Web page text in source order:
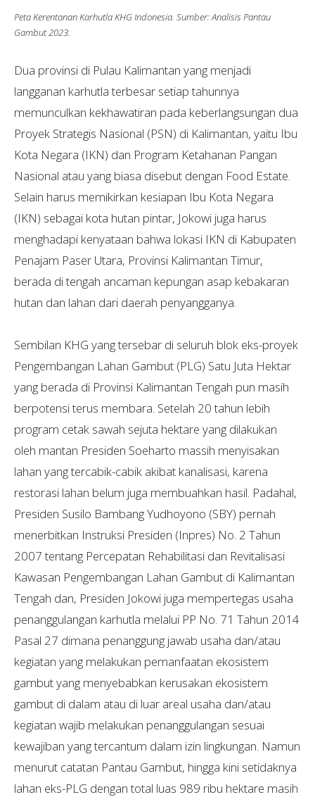
Peta Kerentanan Karhutla KHG Indonesia. Sumber: Analisis Pantau
Gambut 2023.
Dua provinsi di Pulau Kalimantan yang menjadi
langganan karhutla terbesar setiap tahunnya
memunculkan kekhawatiran pada keberlangsungan dua
Proyek Strategis Nasional (PSN) di Kalimantan, yaitu Ibu
Kota Negara (IKN) dan Program Ketahanan Pangan
Nasional atau yang biasa disebut dengan Food Estate.
Selain harus memikirkan kesiapan Ibu Kota Negara
(IKN) sebagai kota hutan pintar, Jokowi juga harus
menghadapi kenyataan bahwa lokasi IKN di Kabupaten
Penajam Paser Utara, Provinsi Kalimantan Timur,
berada di tengah ancaman kepungan asap kebakaran
hutan dan lahan dari daerah penyangganya.
Sembilan KHG yang tersebar di seluruh blok eks-proyek
Pengembangan Lahan Gambut (PLG) Satu Juta Hektar
yang berada di Provinsi Kalimantan Tengah pun masih
berpotensi terus membara. Setelah 20 tahun lebih
program cetak sawah sejuta hektare yang dilakukan
oleh mantan Presiden Soeharto massih menyisakan
lahan yang tercabik-cabik akibat kanalisasi, karena
restorasi lahan belum juga membuahkan hasil. Padahal,
Presiden Susilo Bambang Yudhoyono (SBY) pernah
menerbitkan Instruksi Presiden (Inpres) No. 2 Tahun
2007 tentang Percepatan Rehabilitasi dan Revitalisasi
Kawasan Pengembangan Lahan Gambut di Kalimantan
Tengah dan, Presiden Jokowi juga mempertegas usaha
penanggulangan karhutla melalui PP No. 71 Tahun 2014
Pasal 27 dimana penanggung jawab usaha dan/atau
kegiatan yang melakukan pemanfaatan ekosistem
gambut yang menyebabkan kerusakan ekosistem
gambut di dalam atau di luar areal usaha dan/atau
kegiatan wajib melakukan penanggulangan sesuai
kewajiban yang tercantum dalam izin lingkungan. Namun
menurut catatan Pantau Gambut, hingga kini setidaknya
lahan eks-PLG dengan total luas 989 ribu hektare masih